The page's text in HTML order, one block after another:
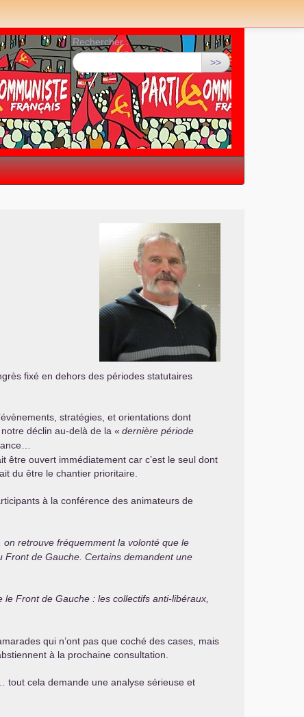
Rechercher :
>>
fixé en dehors des périodes statutaires
stratégies, et orientations dont
déclin au-delà de la « dernière période
ouvert immédiatement car c’est le seul dont
du être le chantier prioritaire.
à la conférence des animateurs de
retrouve fréquemment la volonté que le
de Gauche. Certains demandent une
Front de Gauche : les collectifs anti-libéraux,
qui n’ont pas que coché des cases, mais
à la prochaine consultation.
tout cela demande une analyse sérieuse et